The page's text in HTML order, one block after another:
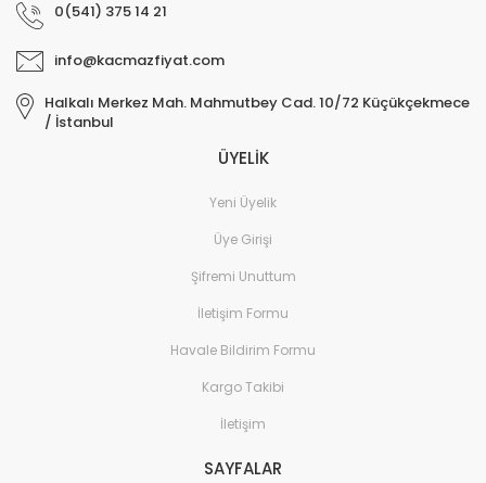
0(541) 375 14 21
info@kacmazfiyat.com
Halkalı Merkez Mah. Mahmutbey Cad. 10/72 Küçükçekmece
/ İstanbul
ÜYELİK
Yeni Üyelik
Üye Girişi
Şifremi Unuttum
İletişim Formu
Havale Bildirim Formu
Kargo Takibi
İletişim
SAYFALAR